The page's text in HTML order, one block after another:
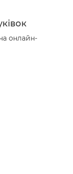
онлайн-